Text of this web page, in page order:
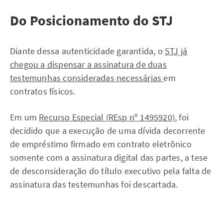
Do Posicionamento do STJ
Diante dessa autenticidade garantida, o STJ já
chegou a dispensar a assinatura de duas
testemunhas consideradas necessáriasem
contratos físicos.
Em um Recurso Especial (REsp nº 1495920), foi
decidido que a execução de uma dívida decorrente
de empréstimo firmado em contrato eletrônico
somente com a assinatura digital das partes, a tese
de desconsideração do título executivo pela falta de
assinatura das testemunhas foi descartada.